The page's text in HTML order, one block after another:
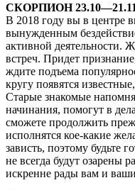
СКОРПИОН 23.10—21.11
В 2018 году вы в центре
вынужденным
активной деятельности.
встреч. Придет
ждите подъема
кругу появятся
Старые знакомые
начинания, помогут в
сможете продолжить
исполнятся кое-какие
зависть, поэтому будьте
не всегда будут озарены
искренне рады вам и